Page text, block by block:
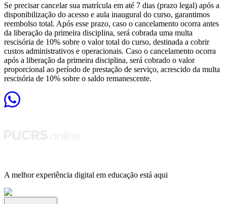
Se precisar cancelar sua matrícula em até 7 dias (prazo legal) após a
disponibilização do acesso e aula inaugural do curso, garantimos
reembolso total. Após esse prazo, caso o cancelamento ocorra antes
da liberação da primeira disciplina, será cobrada uma multa
rescisória de 10% sobre o valor total do curso, destinada a cobrir
custos administrativos e operacionais. Caso o cancelamento ocorra
após a liberação da primeira disciplina, será cobrado o valor
proporcional ao período de prestação de serviço, acrescido da multa
rescisória de 10% sobre o saldo remanescente.
A melhor experiência digital em educação está aqui